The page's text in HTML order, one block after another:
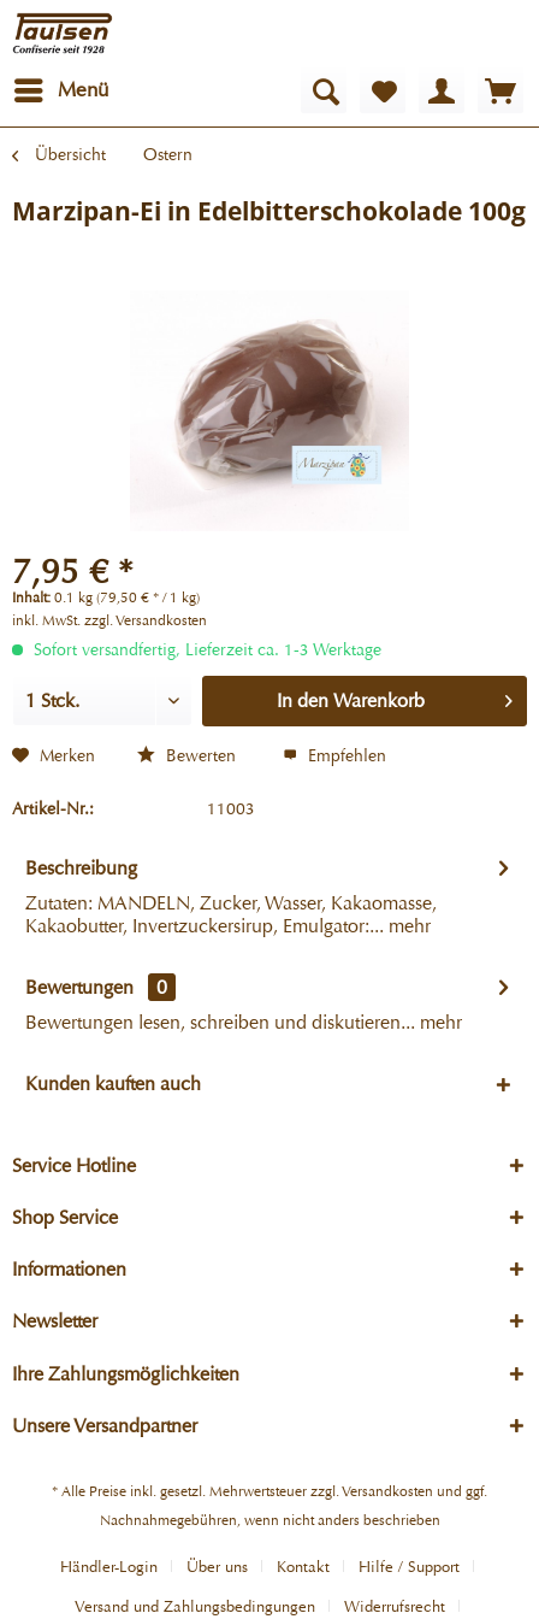
Menü
Übersicht Ostern
Marzipan-Ei in Edelbitterschokolade 100g
7,95 € *
Inhalt: 0.1 kg (79,50 € * / 1 kg)
inkl. MwSt. zzgl. Versandkosten
Sofort versandfertig, Lieferzeit ca. 1-3 Werktage
In den Warenkorb
Merken Bewerten Empfehlen
Artikel-Nr.: 11003
Beschreibung
Zutaten: MANDELN, Zucker, Wasser, Kakaomasse,
Kakaobutter, Invertzuckersirup, Emulgator:... mehr
Bewertungen
0
Bewertungen lesen, schreiben und diskutieren... mehr
Kunden kauften auch
Service Hotline
Shop Service
Informationen
Newsletter
Ihre Zahlungsmöglichkeiten
Unsere Versandpartner
* Alle Preise inkl. gesetzl. Mehrwertsteuer zzgl.Versandkosten und ggf.
Nachnahmegebühren, wenn nicht anders beschrieben
Händler-Login Über uns Kontakt
Hilfe / Support
Versand und Zahlungsbedingungen
Widerrufsrecht